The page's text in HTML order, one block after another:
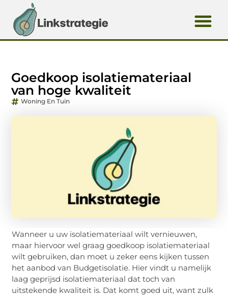
Goedkoop isolatiemateriaal
van hoge kwaliteit
Woning En Tuin
Wanneer u uw isolatiemateriaal wilt vernieuwen,
maar hiervoor wel graag goedkoop isolatiemateriaal
wilt gebruiken, dan moet u zeker eens kijken tussen
het aanbod van Budgetisolatie. Hier vindt u namelijk
laag geprijsd isolatiemateriaal dat toch van
uitstekende kwaliteit is. Dat komt goed uit, want zulk